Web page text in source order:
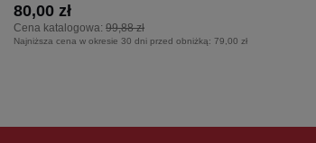
Cena katalogowa: 99,88 zł
80,00 zł
Najniższa cena w okresie 30 dni przed obniżką: 79,00 zł